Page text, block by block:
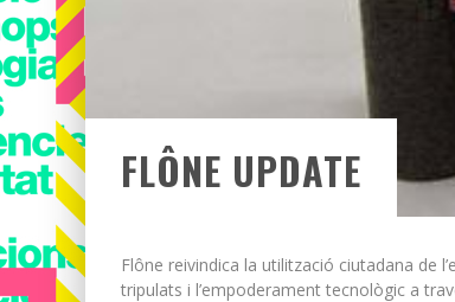
FLÔNE UPDATE
Flône reivindica la utilització ciutadana de
tripulats i l’empoderament tecnològic a